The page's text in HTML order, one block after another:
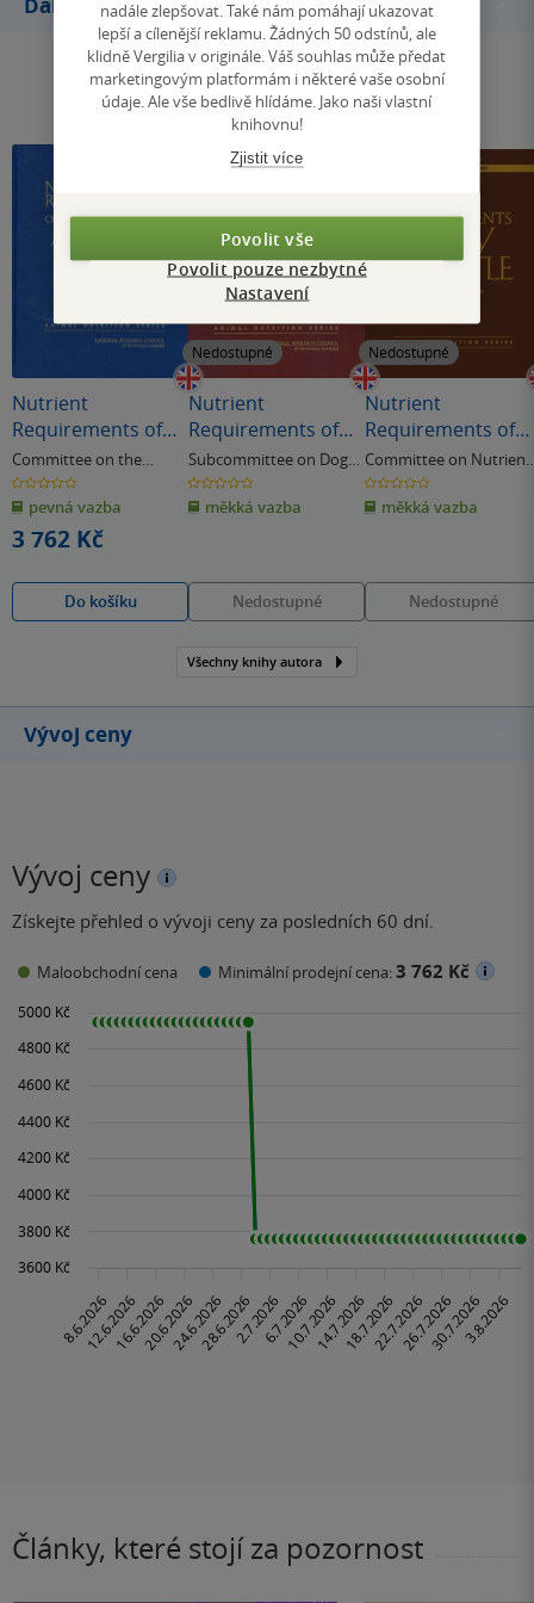
Další knihy autora
Nutrient
Requirements of
Fish and Shrimp
Committee on the
Nutrient Requirements
of Fish and Shrimp
0.0
z
5
hvězdiček
pevná vazba
3 762 Kč
Do košíku
Nedostupné
Nutrient
Requirements of
Dogs and Cats
Subcommittee on Dog
and Cat Nutrition
0.0
z
5
hvězdiček
měkká vazba
Nedostupné
Nedostupné
Nutrient
Requirements of
Dairy Cattle
Committee on Nutrient
Requirements of Dairy
Cattle& další
0.0
z
5
hvězdiček
měkká vazba
Nedostupné
Všechny knihy autora
Vývoj ceny
Vývoj ceny
Získejte přehled o vývoji ceny za posledních 60 dní.
Maloobchodní cena Minimální prodejní cena:3 762 Kč
Články, které stojí za pozornost
nadále zlepšovat. Také nám pomáhají ukazovat
lepší a cílenější reklamu. Žádných 50 odstínů, ale
klidně Vergilia v originále. Váš souhlas může předat
marketingovým platformám i některé vaše osobní
údaje. Ale vše bedlivě hlídáme. Jako naši vlastní
knihovnu!
Zjistit více
Povolit vše
Povolit pouze nezbytné
Nastavení